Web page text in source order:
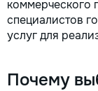
la fiecare
pentru o
deviz fără
consultații și
коммерческого
специалистов
услуг для
Почему